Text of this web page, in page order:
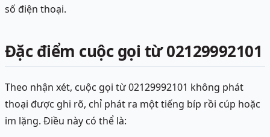
số điện thoại.
Đặc điểm cuộc gọi từ 02129992101
Theo nhận xét, cuộc gọi từ 02129992101 không phát
thoại được ghi rõ, chỉ phát ra một tiếng bíp rồi cúp hoặc
im lặng. Điều này có thể là: